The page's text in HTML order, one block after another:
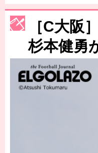
［3230号］世界一への夢
［3223号］一丸。日本出陣
［3222号］史上最大のW
長谷川 アーリアジャスー
［C大阪
杉本健勇